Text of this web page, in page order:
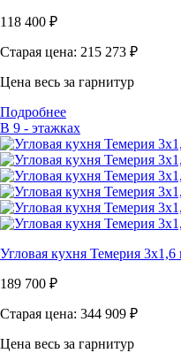
118 400 ₽
Старая цена: 215 273 ₽
Цена весь за гарнитур
Подробнее
В 9 - этажках
Угловая кухня Темерия 3х1,6
189 700 ₽
Старая цена: 344 909 ₽
Цена весь за гарнитур